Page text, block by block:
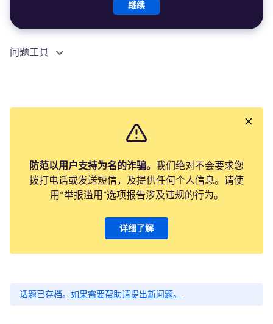
继续
问题工具
防范以用户支持为名的诈骗。 我们绝对不会要求您
拨打电话或发送短信，及提供任何个人信息。请使
用“举报滥用”选项报告涉及违规的行为。
详细了解
话题已存档。 如果需要帮助请提出新问题。